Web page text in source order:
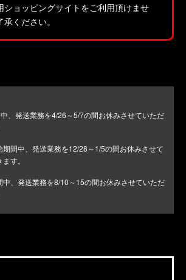
ショッピングサイトをご利用頂けませ
ください。
、発送業務を4/26～5/7の間お休みさせていただ
期間中、発送業務を12/28～1/5の間お休みさせて
す。
中、発送業務を8/10～15の間お休みさせていただ